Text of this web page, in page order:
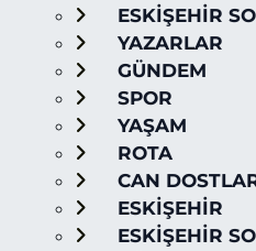
ESKİŞEHİR
YAZARLAR
GÜNDEM
SPOR
YAŞAM
ROTA
CAN
ESKİŞEHİR
ESKİŞEHİR